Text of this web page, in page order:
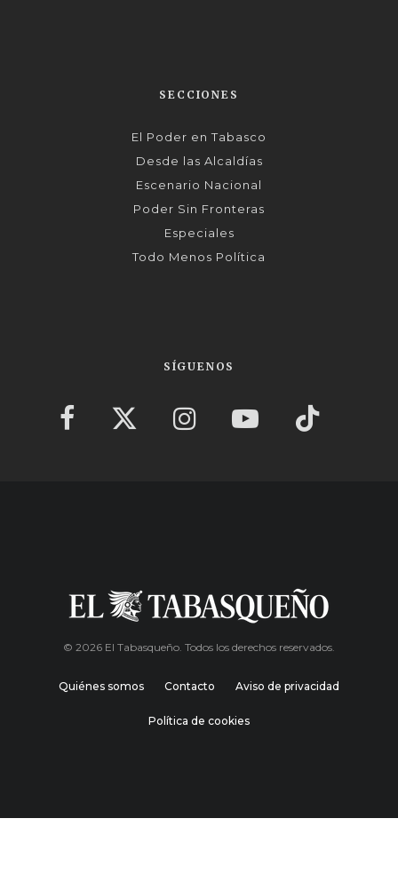
SECCIONES
El Poder en Tabasco
Desde las Alcaldías
Escenario Nacional
Poder Sin Fronteras
Especiales
Todo Menos Política
SÍGUENOS
© 2026 El Tabasqueño. Todos los derechos reservados.
Quiénes somos Contacto Aviso de privacidad
Política de cookies